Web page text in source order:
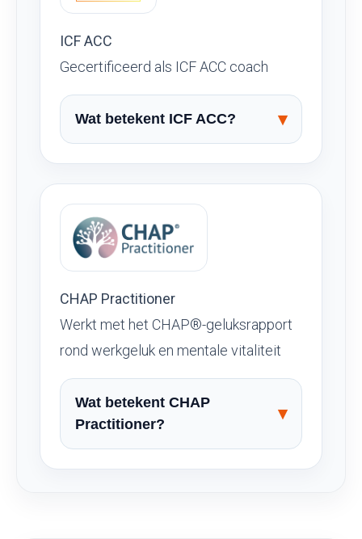
ICF ACC
Gecertificeerd als ICF ACC coach
Wat betekent ICF ACC?
CHAP Practitioner
Werkt met het CHAP®-geluksrapport
rond werkgeluk en mentale vitaliteit
Wat betekent CHAP
Practitioner?